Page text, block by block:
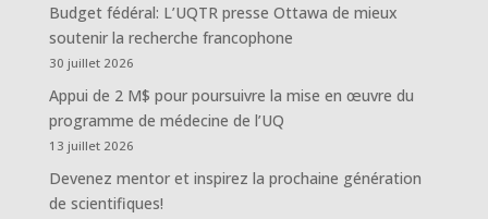
Budget fédéral: L’UQTR presse Ottawa de mieux
soutenir la recherche francophone
30 juillet 2026
Appui de 2 M$ pour poursuivre la mise en œuvre du
programme de médecine de l’UQ
13 juillet 2026
Devenez mentor et inspirez la prochaine génération
de scientifiques!